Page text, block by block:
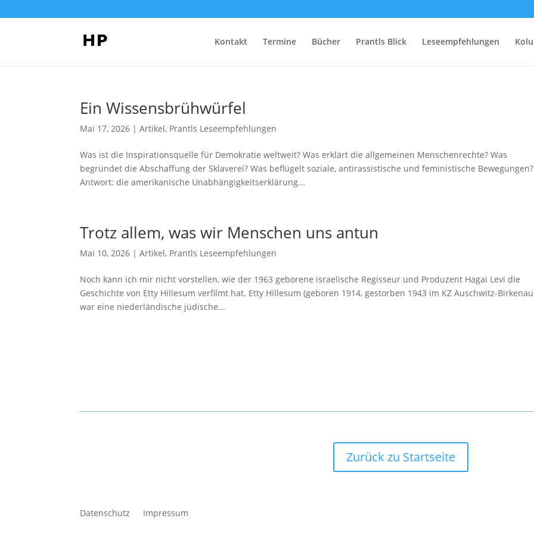
Kontakt Termine Bücher Prantls Blick Leseempfehlungen
Ein Wissensbrühwürfel
Mai 17, 2026 |Artikel, Prantls Leseempfehlungen
Was ist die Inspirationsquelle für Demokratie weltweit? Was erklärt die allgemeinen Menschenrechte? Was
begründet die Abschaffung der Sklaverei? Was beflügelt soziale, antirassistische und feministische Bewegungen?
Antwort: die amerikanische Unabhängigkeitserklärung...
Trotz allem, was wir Menschen uns antun
Mai 10, 2026 |Artikel, Prantls Leseempfehlungen
Noch kann ich mir nicht vorstellen, wie der 1963 geborene israelische Regisseur und Produzent Hagai Levi die
Geschichte von Etty Hillesum verfilmt hat. Etty Hillesum (geboren 1914, gestorben 1943 im KZ Auschwitz-
war eine niederländische jüdische...
Zurück zu Startseite
Datenschutz Impressum